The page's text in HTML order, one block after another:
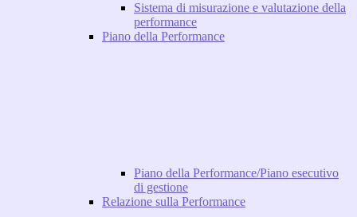
Sistema di misurazione e valutazione della
performance
Piano della Performance
Piano della Performance/Piano esecutivo
di gestione
Relazione sulla Performance